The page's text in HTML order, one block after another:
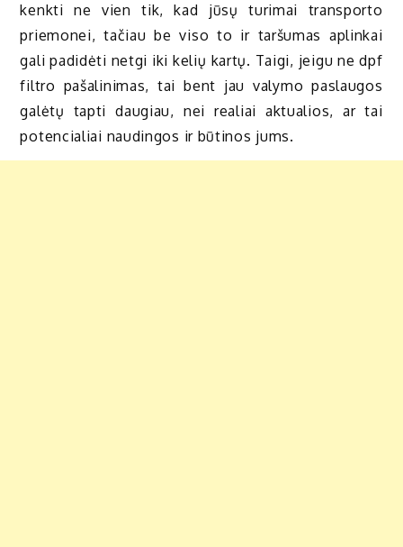
kenkti ne vien tik, kad jūsų turimai transporto
priemonei, tačiau be viso to ir taršumas aplinkai
gali padidėti netgi iki kelių kartų. Taigi, jeigu ne dpf
filtro pašalinimas, tai bent jau valymo paslaugos
galėtų tapti daugiau, nei realiai aktualios, ar tai
potencialiai naudingos ir būtinos jums.